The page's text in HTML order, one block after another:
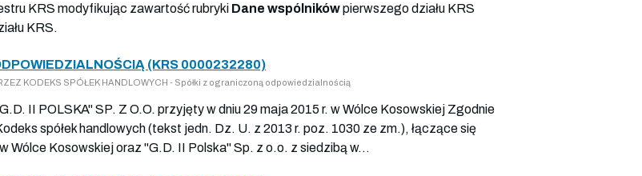
KRS modyfikując zawartość rubryki Dane wspólnikówpierwszego działu KRS
KRS.
(KRS 0000232280)
KODEKS SPÓŁEK HANDLOWYCH - Spółki z ograniczoną odpowiedzialnością
II POLSKA" SP. Z O.O. przyjęty w dniu 29 maja 2015 r. w Wólce Kosowskiej Zgodnie
spółek handlowych (tekst jedn. Dz. U. z 2013 r. poz. 1030 ze zm.), łączące się
Wólce Kosowskiej oraz "G.D. II Polska" Sp. z o.o. z siedzibą w...